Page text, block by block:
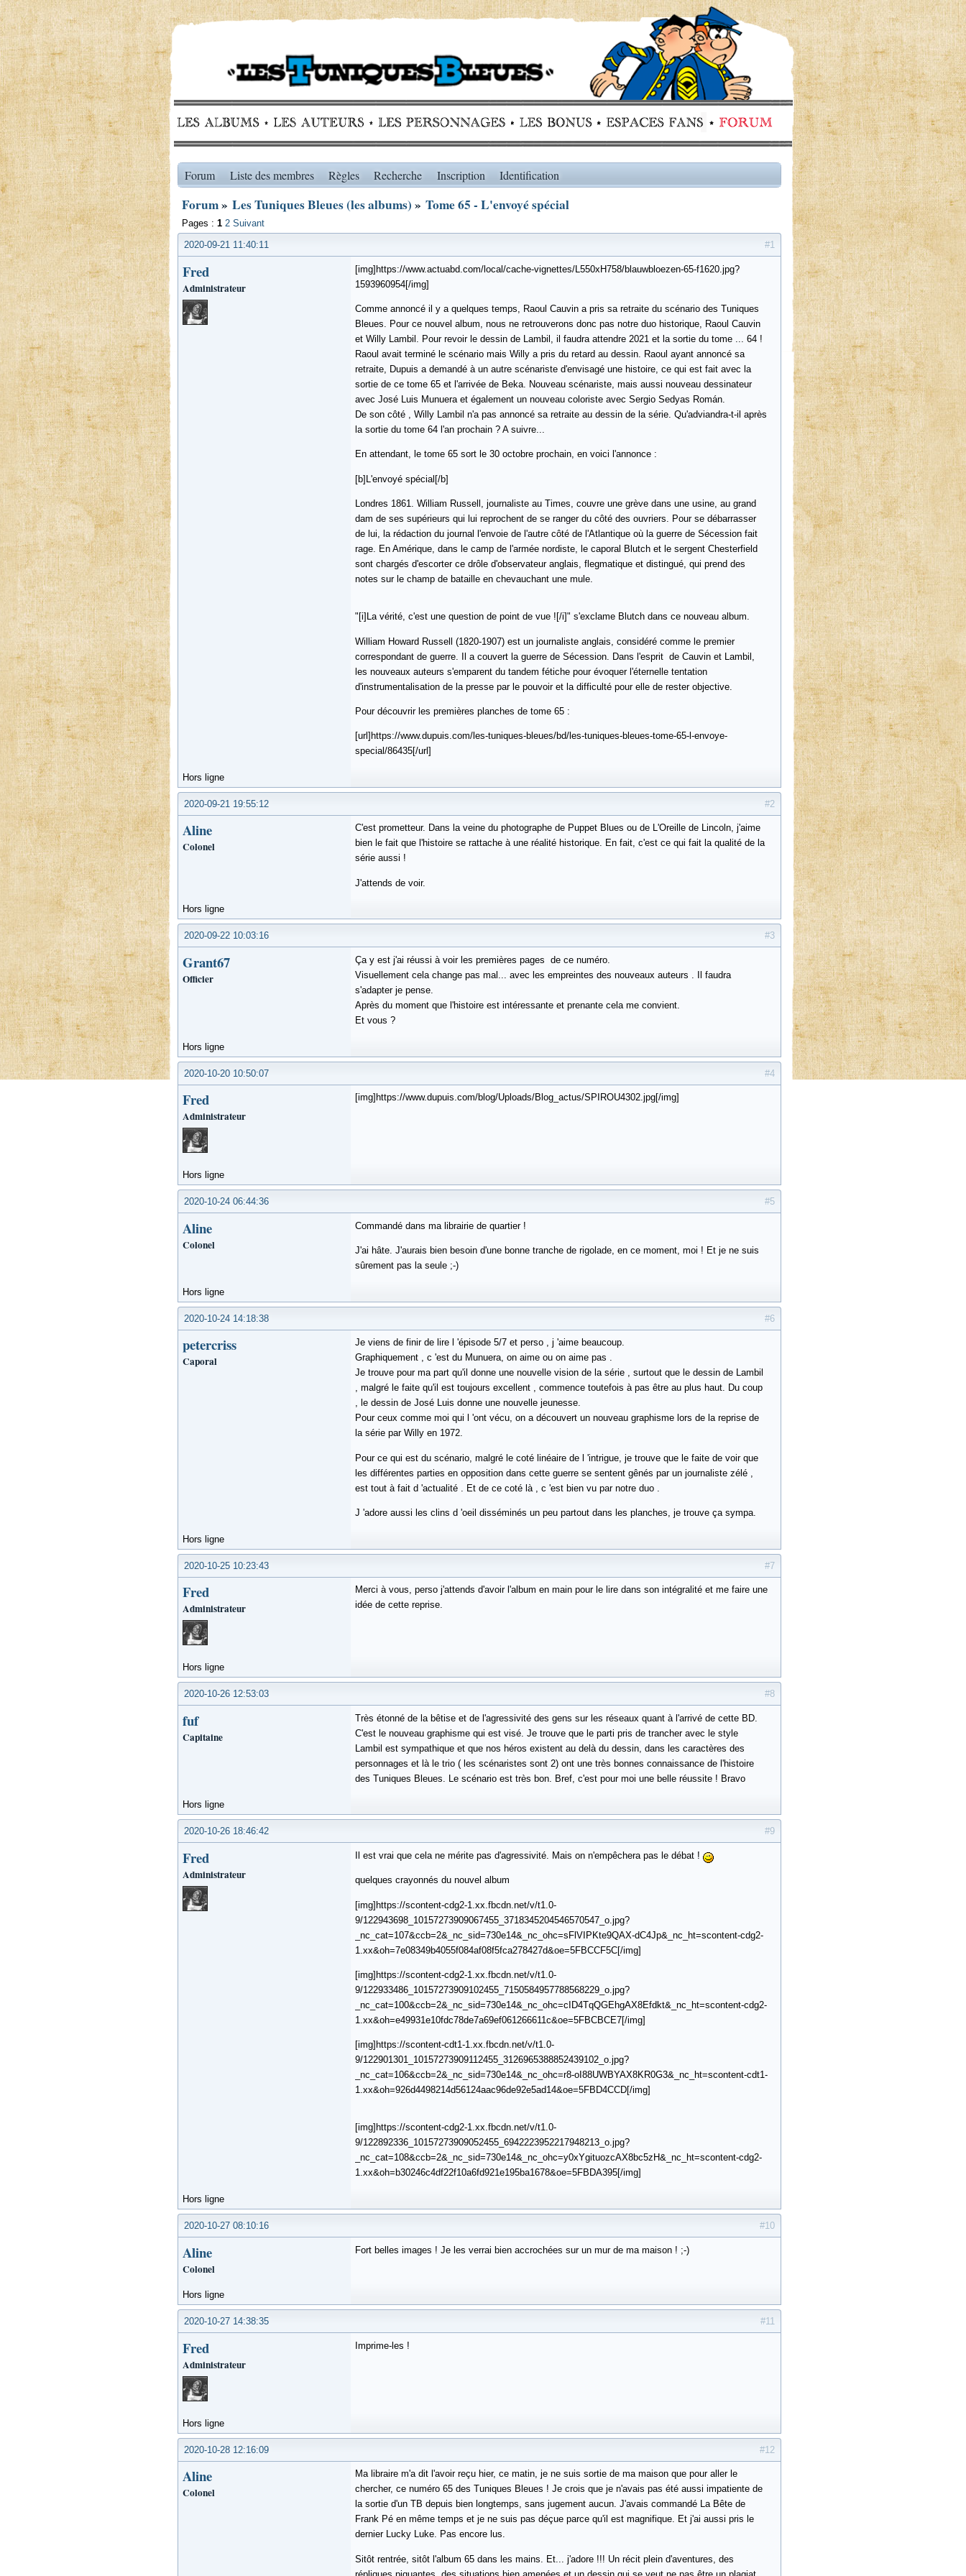
Forum Liste des membres Règles Recherche Inscription Identification
Forum» Les Tuniques Bleues (les albums) » Tome 65 - L'envoyé spécial
Pages : 1 2 Suivant
#1
2020-09-21 11:40:11
Fred
Administrateur
[img]https://www.actuabd.com/local/cache-vignettes/L550xH758/blauwbloezen-65-f1620.jpg?
1593960954[/img]
Comme annoncé il y a quelques temps, Raoul Cauvin a pris sa retraite du scénario des Tuniques
Bleues. Pour ce nouvel album, nous ne retrouverons donc pas notre duo historique, Raoul Cauvin
et Willy Lambil. Pour revoir le dessin de Lambil, il faudra attendre 2021 et la sortie du tome ... 64 !
Raoul avait terminé le scénario mais Willy a pris du retard au dessin. Raoul ayant annoncé sa
retraite, Dupuis a demandé à un autre scénariste d'envisagé une histoire, ce qui est fait avec la
sortie de ce tome 65 et l'arrivée de Beka. Nouveau scénariste, mais aussi nouveau dessinateur
avec José Luis Munuera et également un nouveau coloriste avec Sergio Sedyas Román.
De son côté , Willy Lambil n'a pas annoncé sa retraite au dessin de la série. Qu'adviandra-t-il après
la sortie du tome 64 l'an prochain ? A suivre...
En attendant, le tome 65 sort le 30 octobre prochain, en voici l'annonce :
[b]L'envoyé spécial[/b]
Londres 1861. William Russell, journaliste au Times, couvre une grève dans une usine, au grand
dam de ses supérieurs qui lui reprochent de se ranger du côté des ouvriers. Pour se débarrasser
de lui, la rédaction du journal l'envoie de l'autre côté de l'Atlantique où la guerre de Sécession fait
rage. En Amérique, dans le camp de l'armée nordiste, le caporal Blutch et le sergent Chesterfield
sont chargés d'escorter ce drôle d'observateur anglais, flegmatique et distingué, qui prend des
notes sur le champ de bataille en chevauchant une mule.
"[i]La vérité, c'est une question de point de vue ![/i]" s'exclame Blutch dans ce nouveau album.
William Howard Russell (1820-1907) est un journaliste anglais, considéré comme le premier
correspondant de guerre. Il a couvert la guerre de Sécession. Dans l'esprit de Cauvin et Lambil,
les nouveaux auteurs s'emparent du tandem fétiche pour évoquer l'éternelle tentation
d'instrumentalisation de la presse par le pouvoir et la difficulté pour elle de rester objective.
Pour découvrir les premières planches de tome 65 :
[url]https://www.dupuis.com/les-tuniques-bleues/bd/les-tuniques-bleues-tome-65-l-envoye-
special/86435[/url]
Hors ligne
#2
2020-09-21 19:55:12
Aline
Colonel
C'est prometteur. Dans la veine du photographe de Puppet Blues ou de L'Oreille de Lincoln, j'aime
bien le fait que l'histoire se rattache à une réalité historique. En fait, c'est ce qui fait la qualité de la
série aussi !
J'attends de voir.
Hors ligne
#3
2020-09-22 10:03:16
Grant67
Officier
Ça y est j'ai réussi à voir les premières pages de ce numéro.
Visuellement cela change pas mal... avec les empreintes des nouveaux auteurs . Il faudra
s'adapter je pense.
Après du moment que l'histoire est intéressante et prenante cela me convient.
Et vous ?
Hors ligne
#4
2020-10-20 10:50:07
Fred
Administrateur
[img]https://www.dupuis.com/blog/Uploads/Blog_actus/SPIROU4302.jpg[/img]
Hors ligne
#5
2020-10-24 06:44:36
Aline
Colonel
Commandé dans ma librairie de quartier !
J'ai hâte. J'aurais bien besoin d'une bonne tranche de rigolade, en ce moment, moi ! Et je ne suis
sûrement pas la seule ;-)
Hors ligne
#6
2020-10-24 14:18:38
petercriss
Caporal
Je viens de finir de lire l 'épisode 5/7 et perso , j 'aime beaucoup.
Graphiquement , c 'est du Munuera, on aime ou on aime pas .
Je trouve pour ma part qu'il donne une nouvelle vision de la série , surtout que le dessin de Lambil
, malgré le faite qu'il est toujours excellent , commence toutefois à pas être au plus haut. Du coup
, le dessin de José Luis donne une nouvelle jeunesse.
Pour ceux comme moi qui l 'ont vécu, on a découvert un nouveau graphisme lors de la reprise de
la série par Willy en 1972.
Pour ce qui est du scénario, malgré le coté linéaire de l 'intrigue, je trouve que le faite de voir que
les différentes parties en opposition dans cette guerre se sentent gênés par un journaliste zélé ,
est tout à fait d 'actualité . Et de ce coté là , c 'est bien vu par notre duo .
J 'adore aussi les clins d 'oeil disséminés un peu partout dans les planches, je trouve ça sympa.
Hors ligne
#7
2020-10-25 10:23:43
Fred
Administrateur
Merci à vous, perso j'attends d'avoir l'album en main pour le lire dans son intégralité et me faire une
idée de cette reprise.
Hors ligne
#8
2020-10-26 12:53:03
fuf
Capitaine
Très étonné de la bêtise et de l'agressivité des gens sur les réseaux quant à l'arrivé de cette BD.
C'est le nouveau graphisme qui est visé. Je trouve que le parti pris de trancher avec le style
Lambil est sympathique et que nos héros existent au delà du dessin, dans les caractères des
personnages et là le trio ( les scénaristes sont 2) ont une très bonnes connaissance de l'histoire
des Tuniques Bleues. Le scénario est très bon. Bref, c'est pour moi une belle réussite ! Bravo
Hors ligne
#9
2020-10-26 18:46:42
Fred
Administrateur
Il est vrai que cela ne mérite pas d'agressivité. Mais on n'empêchera pas le débat !
quelques crayonnés du nouvel album
[img]https://scontent-cdg2-1.xx.fbcdn.net/v/t1.0-
9/122943698_10157273909067455_3718345204546570547_o.jpg?
_nc_cat=107&ccb=2&_nc_sid=730e14&_nc_ohc=sFlVIPKte9QAX-dC4Jp&_nc_ht=scontent-cdg2-
1.xx&oh=7e08349b4055f084af08f5fca278427d&oe=5FBCCF5C[/img]
[img]https://scontent-cdg2-1.xx.fbcdn.net/v/t1.0-
9/122933486_10157273909102455_7150584957788568229_o.jpg?
_nc_cat=100&ccb=2&_nc_sid=730e14&_nc_ohc=cID4TqQGEhgAX8Efdkt&_nc_ht=scontent-cdg2-
1.xx&oh=e49931e10fdc78de7a69ef061266611c&oe=5FBCBCE7[/img]
[img]https://scontent-cdt1-1.xx.fbcdn.net/v/t1.0-
9/122901301_10157273909112455_3126965388852439102_o.jpg?
_nc_cat=106&ccb=2&_nc_sid=730e14&_nc_ohc=r8-oI88UWBYAX8KR0G3&_nc_ht=scontent-cdt1-
1.xx&oh=926d4498214d56124aac96de92e5ad14&oe=5FBD4CCD[/img]
[img]https://scontent-cdg2-1.xx.fbcdn.net/v/t1.0-
9/122892336_10157273909052455_6942223952217948213_o.jpg?
_nc_cat=108&ccb=2&_nc_sid=730e14&_nc_ohc=y0xYgituozcAX8bc5zH&_nc_ht=scontent-cdg2-
1.xx&oh=b30246c4df22f10a6fd921e195ba1678&oe=5FBDA395[/img]
Hors ligne
#10
2020-10-27 08:10:16
Aline
Colonel
Fort belles images ! Je les verrai bien accrochées sur un mur de ma maison ! ;-)
Hors ligne
#11
2020-10-27 14:38:35
Fred
Administrateur
Imprime-les !
Hors ligne
#12
2020-10-28 12:16:09
Aline
Colonel
Ma libraire m'a dit l'avoir reçu hier, ce matin, je ne suis sortie de ma maison que pour aller le
chercher, ce numéro 65 des Tuniques Bleues ! Je crois que je n'avais pas été aussi impatiente de
la sortie d'un TB depuis bien longtemps, sans jugement aucun. J'avais commandé La Bête de
Frank Pé en même temps et je ne suis pas déçue parce qu'il est magnifique. Et j'ai aussi pris le
dernier Lucky Luke. Pas encore lus.
Sitôt rentrée, sitôt l'album 65 dans les mains. Et... j'adore !!! Un récit plein d'aventures, des